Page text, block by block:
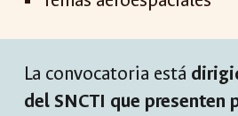
La convocatoria está
del SNCTI que presenten